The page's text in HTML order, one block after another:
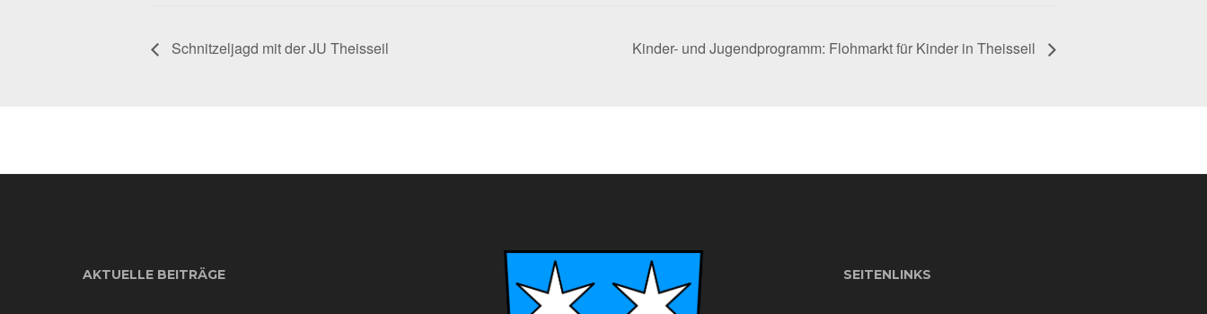
Schnitzeljagd mit der JU Theisseil Kinder- und Jugendprogramm: Flohmarkt für Kinder in Theisseil
AKTUELLE BEITRÄGE SEITENLINKS